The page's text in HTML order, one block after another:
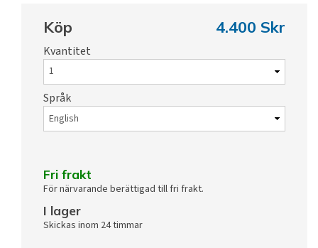
Köp 4.400 Skr
Kvantitet
Språk
Fri frakt
För närvarande berättigad till fri frakt.
I lager
Skickas inom 24 timmar